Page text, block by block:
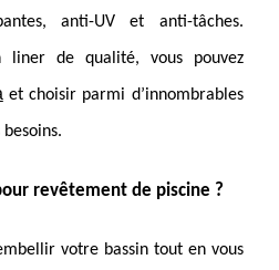
anti-UV et anti-tâches.
liner de qualité, vous pouvez
et choisir parmi d’innombrables
revêtement de piscine ?
votre bassin tout en vous